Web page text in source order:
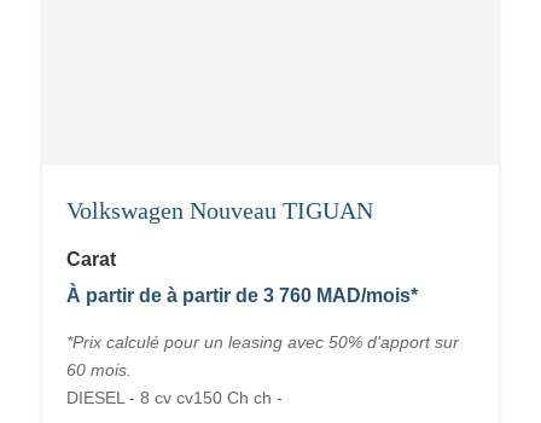
Volkswagen Nouveau TIGUAN
Carat
À partir de à partir de 3 760 MAD/mois*
*Prix calculé pour un leasing avec 50% d'apport sur
60 mois.
DIESEL - 8 cv cv150 Ch ch -